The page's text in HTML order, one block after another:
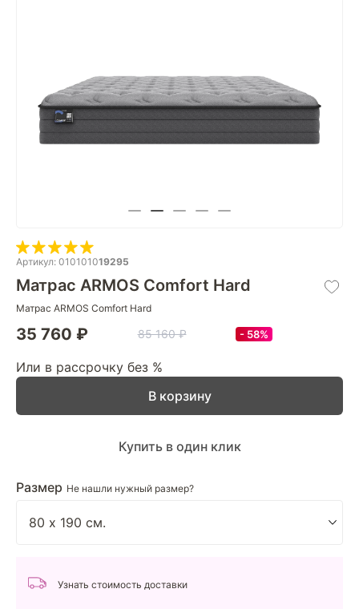
Артикул: 010101019295
Матрас ARMOS Comfort Hard
Матрас ARMOS Comfort Hard
35 760 ₽ 85 160 ₽ 58%
Или в рассрочку без %
Размер Не нашли нужный размер?
В корзину
Купить в один клик
Узнать стоимость доставки